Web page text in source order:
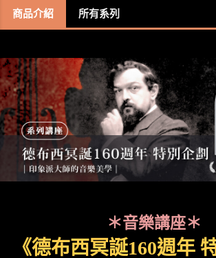
商品介紹 所有系列
＊音樂講座＊
《德布西冥誕160週年